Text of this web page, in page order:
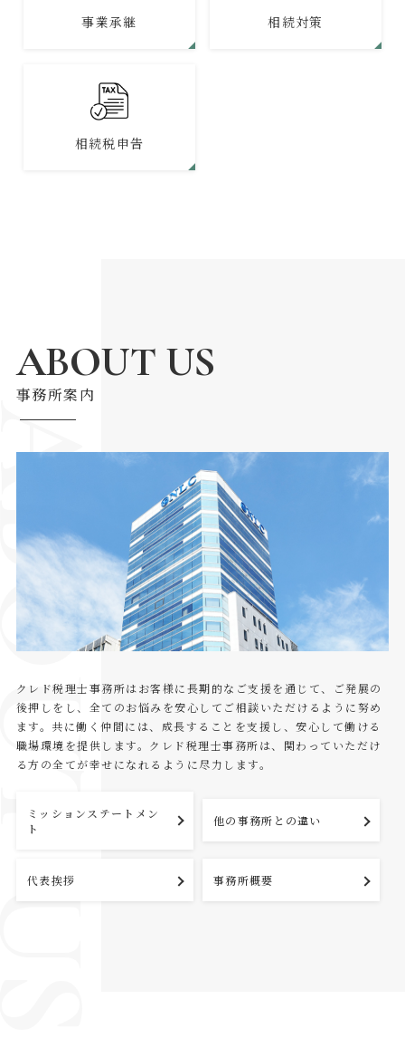
事業承継 相続対策
相続税申告
ABOUT US
事務所案内
クレド税理士事務所はお客様に長期的なご支援を通じて、ご発展の
後押しをし、全てのお悩みを安心してご相談いただけるように努め
ます。共に働く仲間には、成長することを支援し、安心して働ける
職場環境を提供します。クレド税理士事務所は、関わっていただけ
る方の全てが幸せになれるように尽力します。
ミッションステートメン
ト
他の事務所との違い
代表挨拶 事務所概要
US